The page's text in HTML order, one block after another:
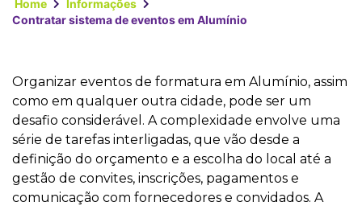
Home
Informações
Contratar sistema de eventos em Alumínio
Organizar eventos de formatura em Alumínio, assim
como em qualquer outra cidade, pode ser um
desafio considerável. A complexidade envolve uma
série de tarefas interligadas, que vão desde a
definição do orçamento e a escolha do local até a
gestão de convites, inscrições, pagamentos e
comunicação com fornecedores e convidados. A